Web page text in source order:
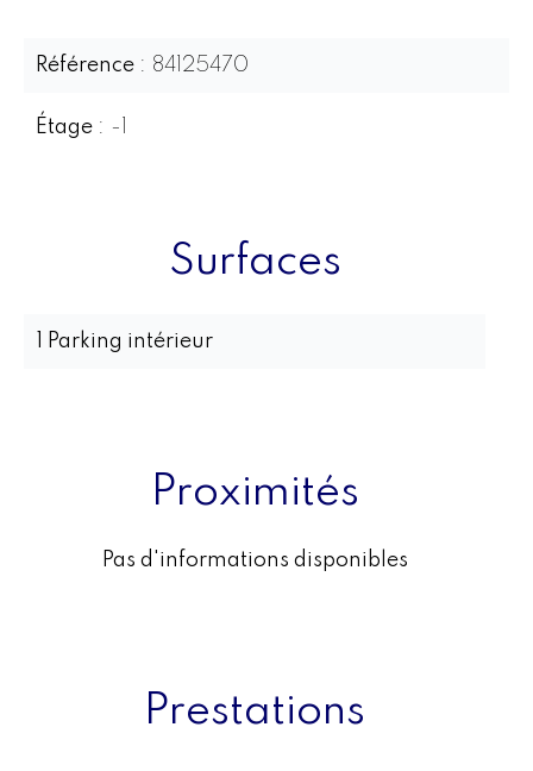
Référence 84125470
Étage -1
Surfaces
1 Parking intérieur
Proximités
Pas d'informations disponibles
Prestations